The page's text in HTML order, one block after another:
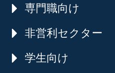
専門職向け
非営利セクター
学生向け